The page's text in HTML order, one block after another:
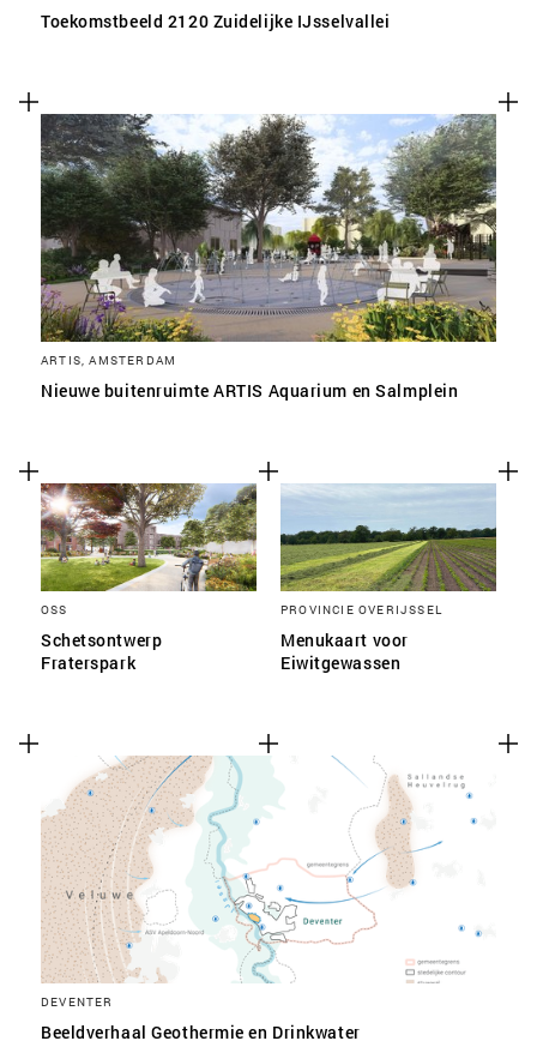
Toekomstbeeld 2120 Zuidelijke IJsselvallei
ARTIS, AMSTERDAM
Nieuwe buitenruimte ARTIS Aquarium en Salmplein
OSS
Schetsontwerp
Fraterspark
PROVINCIE OVERIJSSEL
Menukaart voor
Eiwitgewassen
DEVENTER
Beeldverhaal Geothermie en Drinkwater